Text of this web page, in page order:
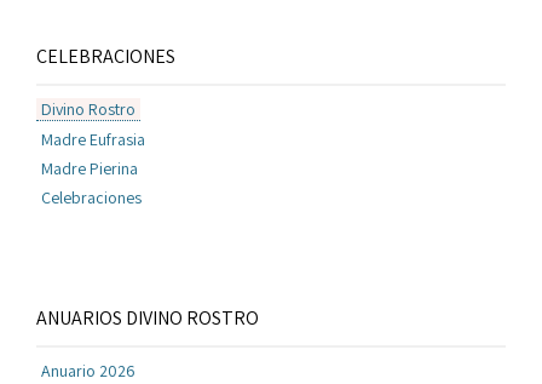
CELEBRACIONES
Divino Rostro
Madre Eufrasia
Madre Pierina
Celebraciones
ANUARIOS DIVINO ROSTRO
Anuario 2026